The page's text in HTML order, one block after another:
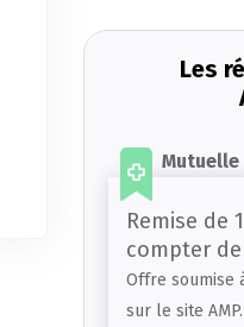
Les
Remise de
compter
Offre soumise
sur le site AMP.